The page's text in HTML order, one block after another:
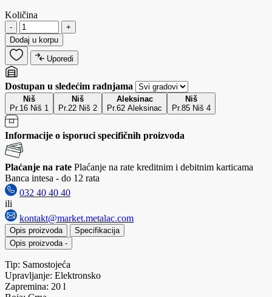
Količina
-
+
Dodaj u korpu
Uporedi
Dostupan u sledećim radnjama
Niš
Pr.16 Niš 1
Niš
Pr.22 Niš 2
Aleksinac
Pr.62 Aleksinac
Niš
Pr.85 Niš 4
Informacije o isporuci specifičnih proizvoda
Plaćanje na rate Plaćanje na rate kreditnim i debitnim karticama
Banca intesa - do 12 rata
032 40 40 40
ili
kontakt@market.metalac.com
Opis proizvoda
Specifikacija
Opis proizvoda -
Tip: Samostojeća
Upravljanje: Elektronsko
Zapremina: 20 l